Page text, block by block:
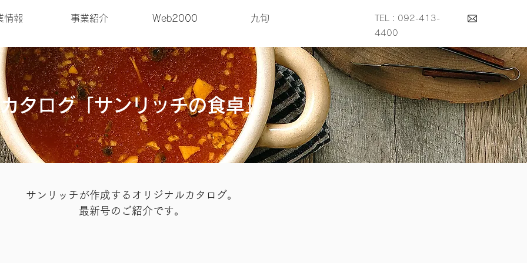
情報 事業紹介 Web2000 九旬
TEL：092-413-
4400
カタログ「サンリッチの食卓」
サンリッチが作成するオリジナルカタログ。
最新号のご紹介です。